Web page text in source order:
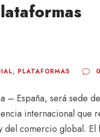
, PLATAFORMAS 0
España, será sede
internacional que
del comercio global. El